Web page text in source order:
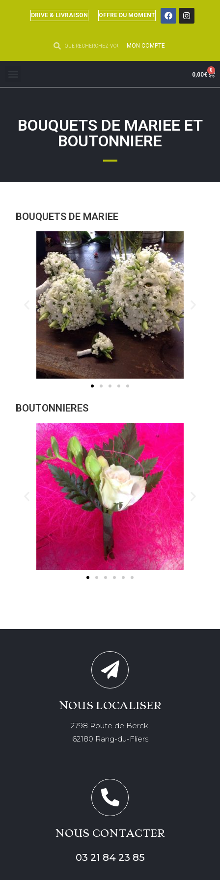
DRIVE & LIVRAISON OFFRE DU MOMENT
MON COMPTE
0,00€
0
BOUQUETS DE MARIEE ET
BOUTONNIERE
BOUQUETS DE MARIEE
BOUTONNIERES
NOUS LOCALISER
2798 Route de Berck,
62180 Rang-du-Fliers
NOUS CONTACTER
03 21 84 23 85